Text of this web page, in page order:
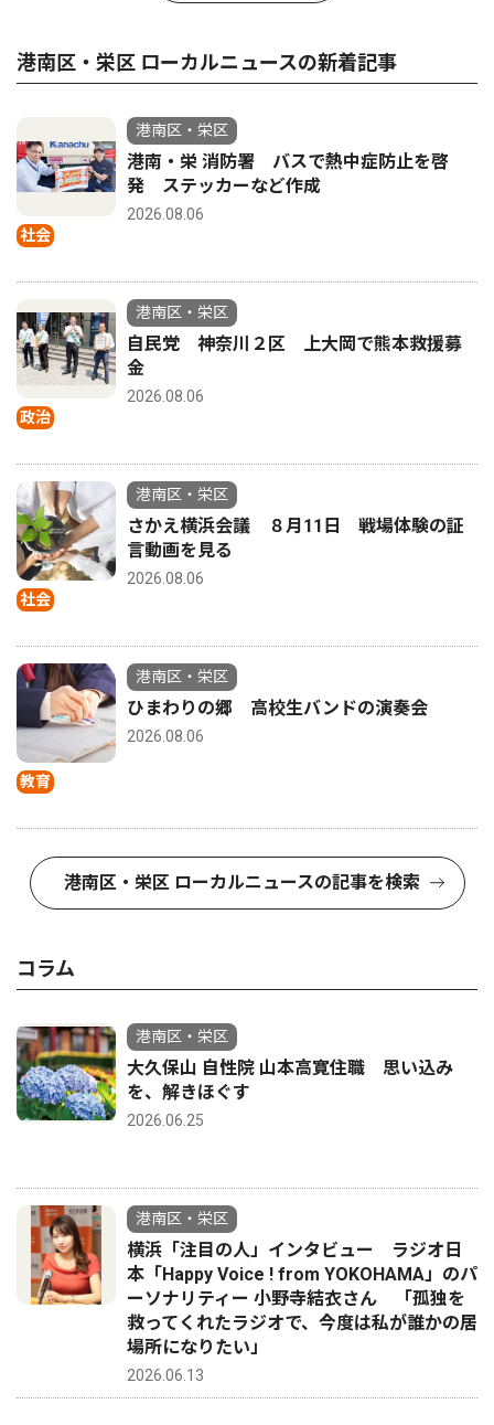
港南区・栄区 ローカルニュースの新着記事
社会
港南区・栄区
港南・栄 消防署 バスで熱中症防止を啓
発 ステッカーなど作成
2026.08.06
政治
港南区・栄区
自民党 神奈川２区 上大岡で熊本救援募
金
2026.08.06
社会
港南区・栄区
さかえ横浜会議 ８月11日 戦場体験の証
言動画を見る
2026.08.06
教育
港南区・栄区
ひまわりの郷 高校生バンドの演奏会
2026.08.06
港南区・栄区 ローカルニュースの記事を検索
コラム
港南区・栄区
大久保山 自性院 山本高寛住職 思い込み
を、解きほぐす
2026.06.25
港南区・栄区
横浜「注目の人」インタビュー ラジオ日
本「Happy Voice ! from YOKOHAMA」のパ
ーソナリティー 小野寺結衣さん 「孤独を
救ってくれたラジオで、今度は私が誰かの居
場所になりたい」
2026.06.13